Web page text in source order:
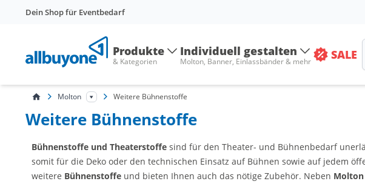
Dein Shop für Eventbedarf
Produkte
& Kategorien
Individuell gestalten
Molton, Banner, Einlassbänder & mehr SALE
Molton Weitere Bühnenstoffe
Weitere Bühnenstoffe
Bühnenstoffe und Theaterstoffe sind für den Theater- und Bühnenbedarf
somit für die Deko oder den technischen Einsatz auf Bühnen sowie auf jedem
weitere Bühnenstoffe und bieten Ihnen auch das nötige Zubehör. Neben